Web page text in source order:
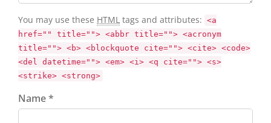
You may use these HTML tags and attributes: <a
href="" title=""> <abbr title=""> <acronym
title=""> <b> <blockquote cite=""> <cite> <code>
<del datetime=""> <em> <i> <q cite=""> <s>
<strike> <strong>
Name *